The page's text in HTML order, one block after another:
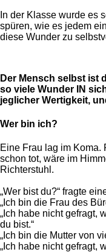
In der Klasse wurde es
spüren, wie es jedem
diese Wunder zu
Der Mensch selbst ist
so viele Wunder IN
jeglicher Wertigkeit,
Wer bin ich?
Eine Frau lag im Koma.
schon tot, wäre im
Richterstuhl.
„Wer bist du?“ fragte
„Ich bin die Frau des
„Ich habe nicht gefragt,
du bist.“
„Ich bin die Mutter von
„Ich habe nicht gefragt,